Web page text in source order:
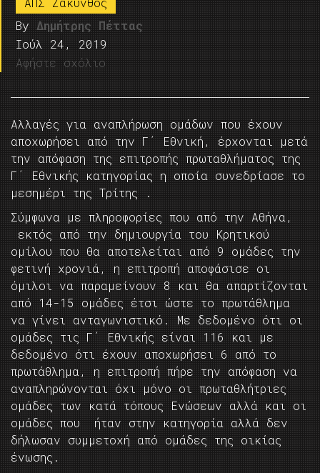
By Δημήτρης Πέττας
Ιούλ 24, 2019
Αφήστε σχόλιο
Αλλαγές για αναπλήρωση ομάδων που έχουν
αποχωρήσει από την Γ΄ Εθνική, έρχονται μετά
την απόφαση της επιτροπής πρωταθλήματος της
Γ΄ Εθνικής κατηγορίας η οποία συνεδρίασε το
μεσημέρι της Τρίτης .
Σύμφωνα με πληροφορίες που από την Αθήνα,
εκτός από την δημιουργία του Κρητικού
ομίλου που θα αποτελείται από 9 ομάδες την
φετινή χρονιά, η επιτροπή αποφάσισε οι
όμιλοι να παραμείνουν 8 και θα απαρτίζονται
από 14-15 ομάδες έτσι ώστε το πρωτάθλημα
να γίνει ανταγωνιστικό. Με δεδομένο ότι οι
ομάδες τις Γ΄ Εθνικής είναι 116 και με
δεδομένο ότι έχουν αποχωρήσει 6 από το
πρωτάθλημα, η επιτροπή πήρε την απόφαση να
αναπληρώνονται όχι μόνο οι πρωταθλήτριες
ομάδες των κατά τόπους Ενώσεων αλλά και οι
ομάδες που ήταν στην κατηγορία αλλά δεν
δήλωσαν συμμετοχή από ομάδες της οικίας
ένωσης.